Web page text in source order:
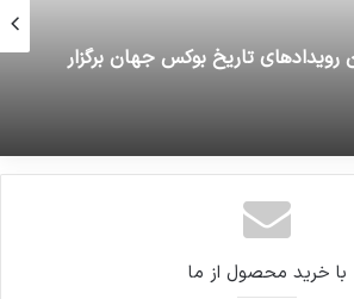
رویدادهای تاريخ بوکس جهان برگزار
با خرید محصول از ما